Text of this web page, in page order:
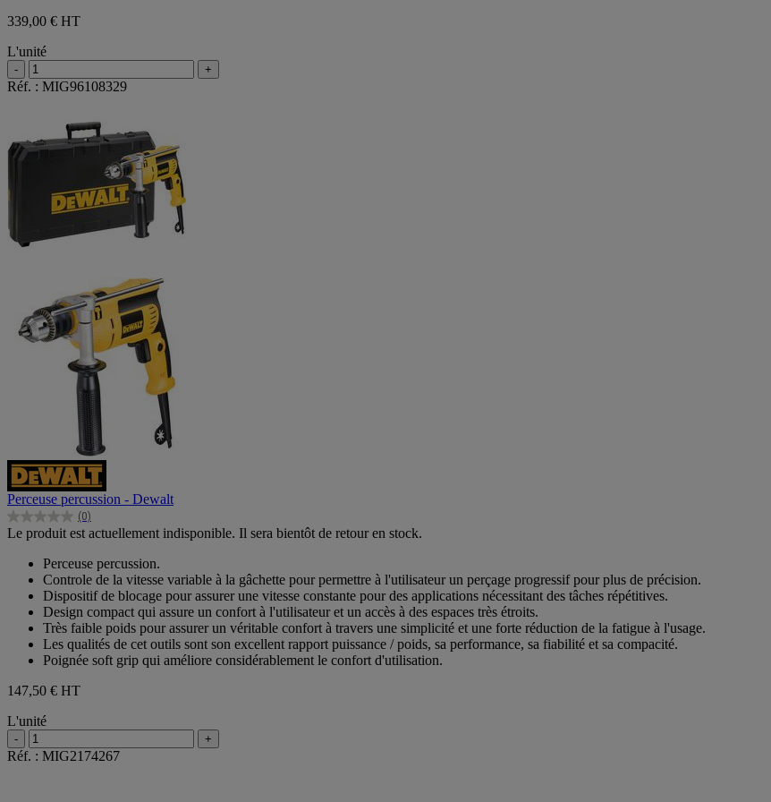
339,00 € HT
L'unité
- +
Réf. : MIG96108329
Perceuse percussion - Dewalt
(0)
0.0
sur
étoiles.
Le produit est actuellement indisponible. Il sera bientôt de retour en stock.
Perceuse percussion.
Controle de la vitesse variable à la gâchette pour permettre à l'utilisateur un perçage progressif pour plus de précision.
Dispositif de blocage pour assurer une vitesse constante pour des applications nécessitant des tâches répétitives.
Design compact qui assure un confort à l'utilisateur et un accès à des espaces très étroits.
Très faible poids pour assurer un véritable confort à travers une simplicité et une forte réduction de la fatigue à l'usage.
Les qualités de cet outils sont son excellent rapport puissance / poids, sa performance, sa fiabilité et sa compacité.
Poignée soft grip qui améliore considérablement le confort d'utilisation.
147,50 € HT
L'unité
- +
Réf. : MIG2174267